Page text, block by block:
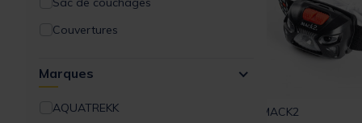
Offre à volume carpe
Média/Déco
Couvertures
Chauffages/Réchauds
Cuisine/Repas
Marques
AQUATREKK
MACK2